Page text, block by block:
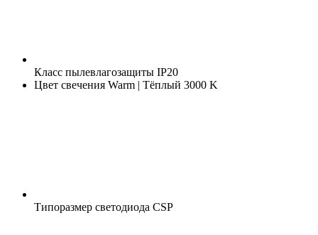
Класс пылевлагозащиты IP20
Цвет свечения Warm | Тёплый 3000 K
Типоразмер светодиода CSP